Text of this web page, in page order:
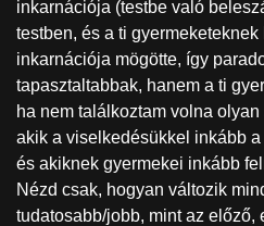
inkarnációja (testbe való
testben, és a ti
inkarnációja mögötte, így
tapasztaltabbak, hanem a ti
ha nem találkoztam volna
akik a viselkedésükkel inkább
és akiknek gyermekei inkább
Nézd csak, hogyan változik
tudatosabb/jobb, mint az előző,